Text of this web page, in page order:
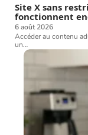
Site X sans
fonctionnent
6 août 2026
Accéder au contenu
un…